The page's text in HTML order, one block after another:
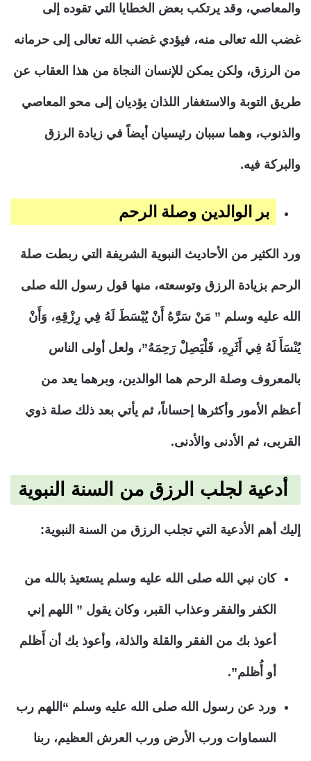
والمعاصي، وقد يرتكب بعض الخطايا التي تقوده إلى
غضب الله تعالى منه، فيؤدي غضب الله تعالى إلى حرمانه
من الرزق، ولكن يمكن للإنسان النجاة من هذا العقاب عن
طريق التوبة والاستغفار اللذان يؤديان إلى محو المعاصي
والذنوب، وهما سببان رئيسيان أيضاً في زيادة الرزق
والبركة فيه.
بر الوالدين وصلة الرحم
ورد الكثير من الأحاديث النبوية الشريفة التي ربطت صلة
الرحم بزيادة الرزق وتوسعته، منها قول رسول الله صلى
الله عليه وسلم ” مَنْ سَرَّهُ أَنْ يُبْسَطَ لَهُ فِي رِزْقِهِ، وَأَنْ
يُنْسَأَ لَهُ فِي أَثَرِهِ، فَلْيَصِلْ رَحِمَهُ”، ولعل أولى الناس
بالمعروف وصلة الرحم هما الوالدين، وبرهما يعد من
أعظم الأمور وأكثرها إحساناً، ثم يأتي بعد ذلك صلة ذوي
القربى، ثم الأدنى والأدنى.
أدعية لجلب الرزق من السنة النبوية
إليك أهم الأدعية التي تجلب الرزق من السنة النبوية:
كان نبي الله صلى الله عليه وسلم يستعيذ بالله من
الكفر والفقر وعذاب القبر، وكان يقول ” اللهم إني
أعوذ بك من الفقر والقلة والذلة، وأعوذ بك أن أَظلم
أو أُظلم”.
ورد عن رسول الله صلى الله عليه وسلم “اللهم رب
السماوات ورب الأرض ورب العرش العظيم، ربنا